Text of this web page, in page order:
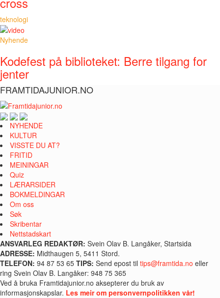
teknologi
Nyhende
Kodefest på biblioteket: Berre tilgang for
jenter
FRAMTIDAJUNIOR.NO
NYHENDE
KULTUR
VISSTE DU AT?
FRITID
MEININGAR
Quiz
LÆRARSIDER
BOKMELDINGAR
Om oss
Søk
Skribentar
Nettstadskart
ANSVARLEG REDAKTØR: Svein Olav B. Langåker, Startsida
ADRESSE: Midthaugen 5, 5411 Stord.
TELEFON: 94 87 53 65 TIPS: Send epost til tips@framtida.no eller
ring Svein Olav B. Langåker: 948 75 365
Ved å bruka Framtidajunior.no aksepterer du bruk av
informasjonskapslar. Les meir om personvernpolitikken vår!